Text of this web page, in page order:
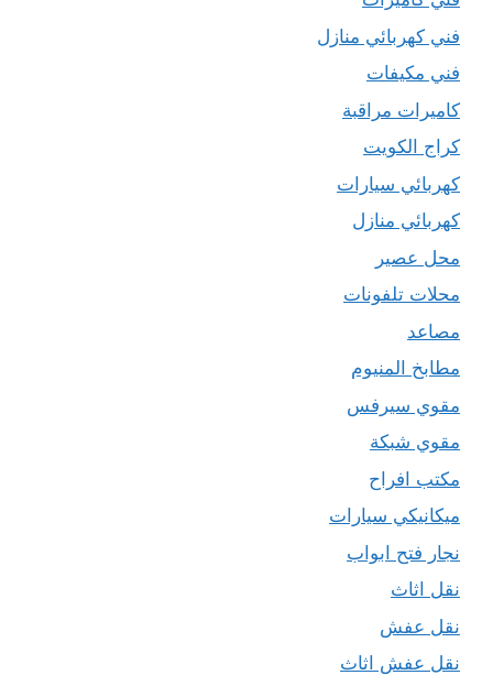
فني كهربائي منازل
فني مكيفات
كاميرات مراقبة
كراج الكويت
كهربائي سيارات
كهربائي منازل
محل عصير
محلات تلفونات
مصاعد
مطابخ المنيوم
مقوي سيرفس
مقوي شبكة
مكتب افراح
ميكانيكي سيارات
نجار فتح ابواب
نقل اثاث
نقل عفش
نقل عفش اثاث